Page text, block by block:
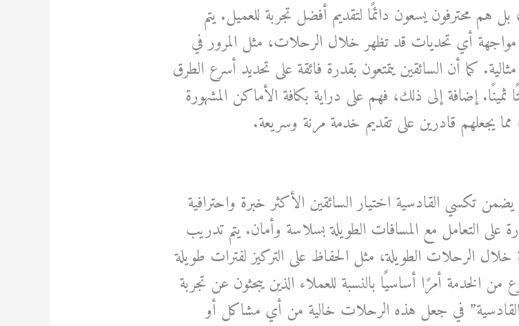
هم محترفون يسعون دائمًا لتقديم أفضل تجربة للعميل. يتم
أي تحديات قد تظهر خلال الرحلات، مثل المرور في
كما أن السائقين يتمتعون بقدرة فائقة على تحديد أسرع الطرق
ثمينًا. إضافة إلى ذلك، فهم على دراية بكافة الأماكن المشهورة
مما يجعلهم قادرين على تقديم خدمة مرنة وسريعة.
تكسي القادسية اختيار السائقين الأكثر خبرة واحترافية
على التعامل مع المسافات الطويلة بسلاسة وأمان. يتم تدريب
خلال الرحلات الطويلة، مثل الحفاظ على التركيز لفترات طويلة
الخدمة أمرًا أساسيًا بالنسبة للعملاء الذين يبحثون عن تجربة
في جعل هذه الرحلات خالية من أي مشاكل أو